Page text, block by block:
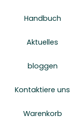
Handbuch
Aktuelles
bloggen
Kontaktiere uns
Warenkorb